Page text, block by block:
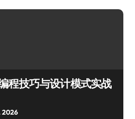
程技巧与设计模式实战
2026